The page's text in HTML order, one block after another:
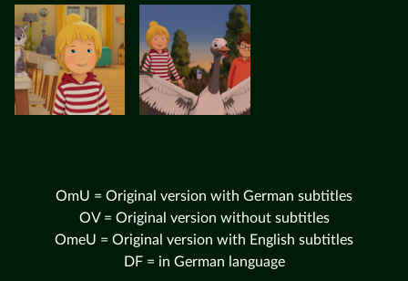
OmU = Original version with German subtitles
OV = Original version without subtitles
OmeU = Original version with English subtitles
DF = in German language